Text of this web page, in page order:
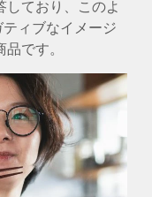
ており、このよ
ティブなイメージ
です。